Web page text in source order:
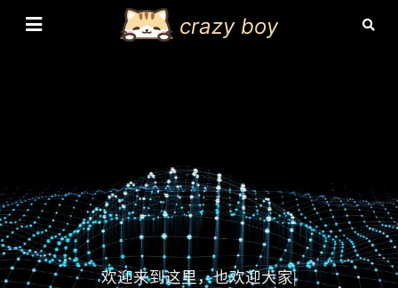
crazy boy
欢迎来到这里，也欢迎大家的|